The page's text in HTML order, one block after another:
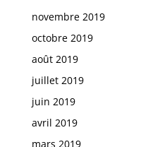
novembre 2019
octobre 2019
août 2019
juillet 2019
juin 2019
avril 2019
mars 2019